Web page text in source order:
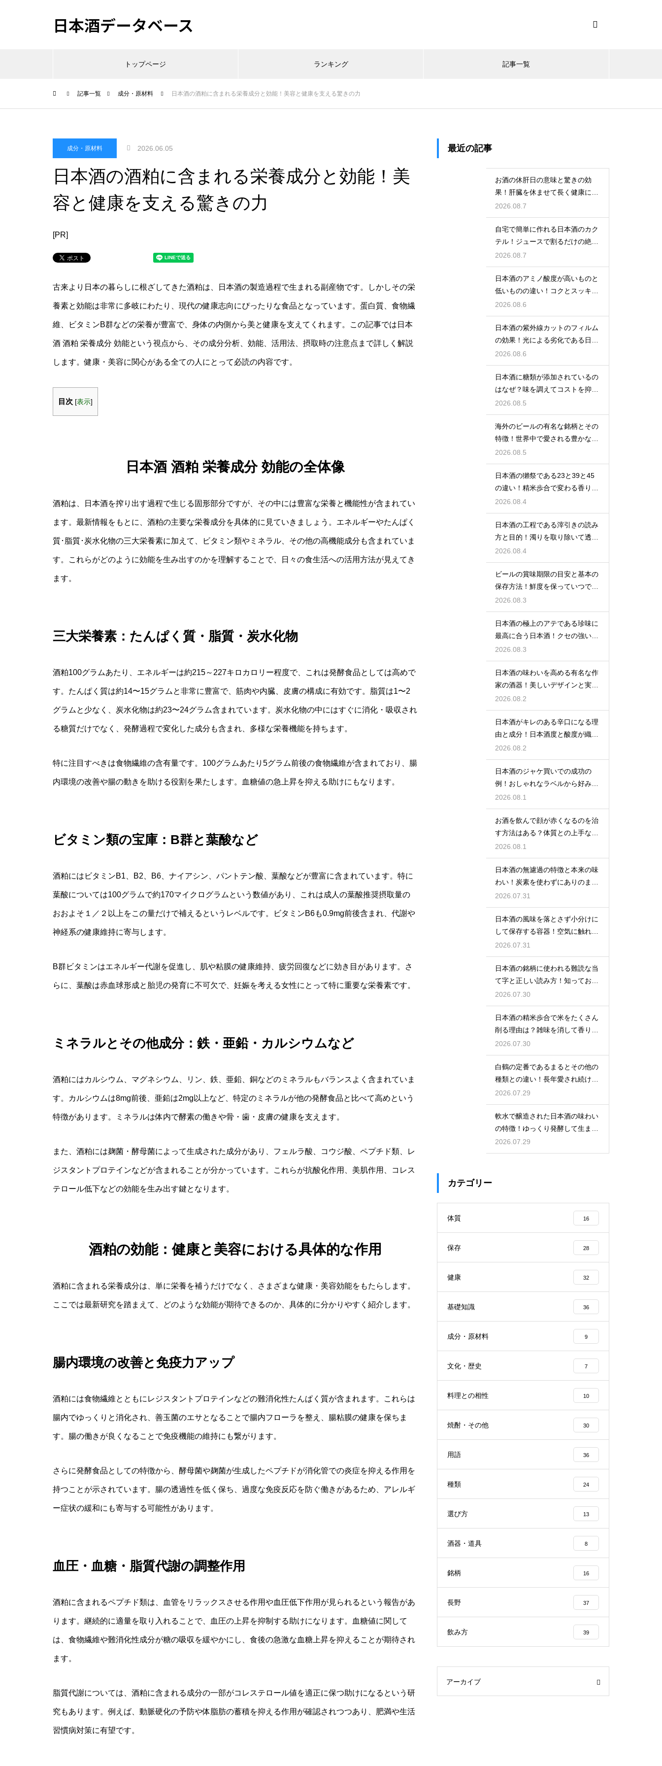
日本酒データベース
トップページ ランキング 記事一覧
記事一覧 成分・原材料 日本酒の酒粕に含まれる栄養成分と効能！美容と健康を支える驚きの力
成分・原材料 2026.06.05
日本酒の酒粕に含まれる栄養成分と効能！美
容と健康を支える驚きの力
[PR]
古来より日本の暮らしに根ざしてきた酒粕は、日本酒の製造過程で生まれる副産物です。しかしその栄
養素と効能は非常に多岐にわたり、現代の健康志向にぴったりな食品となっています。蛋白質、食物繊
維、ビタミンB群などの栄養が豊富で、身体の内側から美と健康を支えてくれます。この記事では日本
酒 酒粕 栄養成分 効能という視点から、その成分分析、効能、活用法、摂取時の注意点まで詳しく解説
します。健康・美容に関心がある全ての人にとって必読の内容です。
目次 [表示]
日本酒 酒粕 栄養成分 効能の全体像
酒粕は、日本酒を搾り出す過程で生じる固形部分ですが、その中には豊富な栄養と機能性が含まれてい
ます。最新情報をもとに、酒粕の主要な栄養成分を具体的に見ていきましょう。エネルギーやたんぱく
質･脂質･炭水化物の三大栄養素に加えて、ビタミン類やミネラル、その他の高機能成分も含まれていま
す。これらがどのように効能を生み出すのかを理解することで、日々の食生活への活用方法が見えてき
ます。
三大栄養素：たんぱく質・脂質・炭水化物
酒粕100グラムあたり、エネルギーは約215～227キロカロリー程度で、これは発酵食品としては高めで
す。たんぱく質は約14〜15グラムと非常に豊富で、筋肉や内臓、皮膚の構成に有効です。脂質は1〜2
グラムと少なく、炭水化物は約23〜24グラム含まれています。炭水化物の中にはすぐに消化・吸収され
る糖質だけでなく、発酵過程で変化した成分も含まれ、多様な栄養機能を持ちます。
特に注目すべきは食物繊維の含有量です。100グラムあたり5グラム前後の食物繊維が含まれており、腸
内環境の改善や腸の動きを助ける役割を果たします。血糖値の急上昇を抑える助けにもなります。
ビタミン類の宝庫：B群と葉酸など
酒粕にはビタミンB1、B2、B6、ナイアシン、パントテン酸、葉酸などが豊富に含まれています。特に
葉酸については100グラムで約170マイクログラムという数値があり、これは成人の葉酸推奨摂取量の
おおよそ１／２以上をこの量だけで補えるというレベルです。ビタミンB6も0.9mg前後含まれ、代謝や
神経系の健康維持に寄与します。
B群ビタミンはエネルギー代謝を促進し、肌や粘膜の健康維持、疲労回復などに効き目があります。さ
らに、葉酸は赤血球形成と胎児の発育に不可欠で、妊娠を考える女性にとって特に重要な栄養素です。
ミネラルとその他成分：鉄・亜鉛・カルシウムなど
酒粕にはカルシウム、マグネシウム、リン、鉄、亜鉛、銅などのミネラルもバランスよく含まれていま
す。カルシウムは8mg前後、亜鉛は2mg以上など、特定のミネラルが他の発酵食品と比べて高めという
特徴があります。ミネラルは体内で酵素の働きや骨・歯・皮膚の健康を支えます。
また、酒粕には麹菌・酵母菌によって生成された成分があり、フェルラ酸、コウジ酸、ペプチド類、レ
ジスタントプロテインなどが含まれることが分かっています。これらが抗酸化作用、美肌作用、コレス
テロール低下などの効能を生み出す鍵となります。
酒粕の効能：健康と美容における具体的な作用
酒粕に含まれる栄養成分は、単に栄養を補うだけでなく、さまざまな健康・美容効能をもたらします。
ここでは最新研究を踏まえて、どのような効能が期待できるのか、具体的に分かりやすく紹介します。
腸内環境の改善と免疫力アップ
酒粕には食物繊維とともにレジスタントプロテインなどの難消化性たんぱく質が含まれます。これらは
腸内でゆっくりと消化され、善玉菌のエサとなることで腸内フローラを整え、腸粘膜の健康を保ちま
す。腸の働きが良くなることで免疫機能の維持にも繋がります。
さらに発酵食品としての特徴から、酵母菌や麹菌が生成したペプチドが消化管での炎症を抑える作用を
持つことが示されています。腸の透過性を低く保ち、過度な免疫反応を防ぐ働きがあるため、アレルギ
ー症状の緩和にも寄与する可能性があります。
血圧・血糖・脂質代謝の調整作用
酒粕に含まれるペプチド類は、血管をリラックスさせる作用や血圧低下作用が見られるという報告があ
ります。継続的に適量を取り入れることで、血圧の上昇を抑制する助けになります。血糖値に関して
は、食物繊維や難消化性成分が糖の吸収を緩やかにし、食後の急激な血糖上昇を抑えることが期待され
ます。
脂質代謝については、酒粕に含まれる成分の一部がコレステロール値を適正に保つ助けになるという研
究もあります。例えば、動脈硬化の予防や体脂肪の蓄積を抑える作用が確認されつつあり、肥満や生活
習慣病対策に有望です。
最近の記事
お酒の休肝日の意味と驚きの効
果！肝臓を休ませて長く健康に楽
しむ
2026.08.7
自宅で簡単に作れる日本酒のカク
テル！ジュースで割るだけの絶品
アレンジ
2026.08.7
日本酒のアミノ酸度が高いものと
低いものの違い！コクとスッキリ
感を左右
2026.08.6
日本酒の紫外線カットのフィルム
の効果！光による劣化である日光
臭を防ぐ
2026.08.6
日本酒に糖類が添加されているの
はなぜ？味を調えてコストを抑え
る手法
2026.08.5
海外のビールの有名な銘柄とその
特徴！世界中で愛される豊かな味
わい
2026.08.5
日本酒の獺祭である23と39と45
の違い！精米歩合で変わる香りと
価格
2026.08.4
日本酒の工程である滓引きの読み
方と目的！濁りを取り除いて透明
な清酒に
2026.08.4
ビールの賞味期限の目安と基本の
保存方法！鮮度を保っていつでも
美味しく
2026.08.3
日本酒の極上のアテである珍味に
最高に合う日本酒！クセの強い旨
味を堪能
2026.08.3
日本酒の味わいを高める有名な作
家の酒器！美しいデザインと実用
性を堪能
2026.08.2
日本酒がキレのある辛口になる理
由と成分！日本酒度と酸度が織り
なす味
2026.08.2
日本酒のジャケ買いでの成功の
例！おしゃれなラベルから好みの
味を探す
2026.08.1
お酒を飲んで顔が赤くなるのを治
す方法はある？体質との上手な付
き合い方
2026.08.1
日本酒の無濾過の特徴と本来の味
わい！炭素を使わずにありのまま
を楽しむ
2026.07.31
日本酒の風味を落とさず小分けに
して保存する容器！空気に触れさ
せない
2026.07.31
日本酒の銘柄に使われる難読な当
て字と正しい読み方！知っておき
たい銘酒
2026.07.30
日本酒の精米歩合で米をたくさん
削る理由は？雑味を消して香りを
引き出す
2026.07.30
白鶴の定番であるまるとその他の
種類との違い！長年愛され続ける
秘密
2026.07.29
軟水で醸造された日本酒の味わい
の特徴！ゆっくり発酵して生まれ
る甘口
2026.07.29
カテゴリー
体質 16
保存 28
健康 32
基礎知識 36
成分・原材料 9
文化・歴史 7
料理との相性 10
焼酎・その他 30
用語 36
種類 24
選び方 13
酒器・道具 8
銘柄 16
長野 37
飲み方 39
アーカイブ